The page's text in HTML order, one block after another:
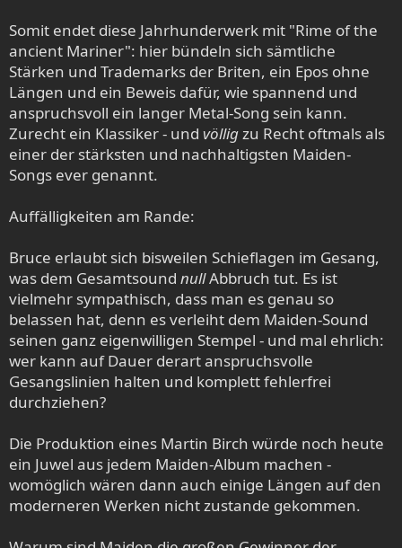
Somit endet diese Jahrhunderwerk mit "Rime of the
ancient Mariner": hier bündeln sich sämtliche
Stärken und Trademarks der Briten, ein Epos ohne
Längen und ein Beweis dafür, wie spannend und
anspruchsvoll ein langer Metal-Song sein kann.
Zurecht ein Klassiker - und völlig zu Recht oftmals als
einer der stärksten und nachhaltigsten Maiden-
Songs ever genannt.
Auffälligkeiten am Rande:
Bruce erlaubt sich bisweilen Schieflagen im Gesang,
was dem Gesamtsound nullAbbruch tut. Es ist
vielmehr sympathisch, dass man es genau so
belassen hat, denn es verleiht dem Maiden-Sound
seinen ganz eigenwilligen Stempel - und mal ehrlich:
wer kann auf Dauer derart anspruchsvolle
Gesangslinien halten und komplett fehlerfrei
durchziehen?
Die Produktion eines Martin Birch würde noch heute
ein Juwel aus jedem Maiden-Album machen -
womöglich wären dann auch einige Längen auf den
moderneren Werken nicht zustande gekommen.